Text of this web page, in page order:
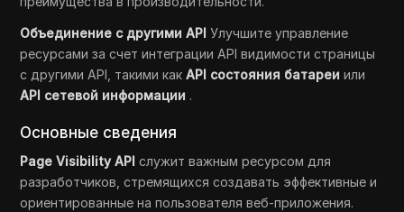
Объединение с другими APIУлучшите управление
ресурсами за счет интеграции API видимости страницы
с другими API, такими какAPI состояния батареиили
API сетевой информации .
Основные сведения
Page Visibility APIслужит важным ресурсом для
разработчиков, стремящихся создавать эффективные и
ориентированные на пользователя веб-приложения.